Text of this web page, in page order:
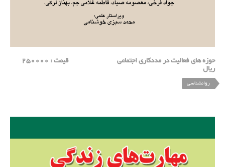
حوزه های فعالیت در مددکاری اجتماعی قیمت : 250000
ریال
روانشناسی